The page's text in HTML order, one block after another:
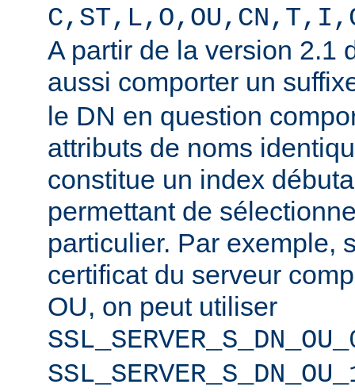
A partir de la version 2.1
aussi comporter un
le DN en question
attributs de noms
constitue un index
permettant de
particulier. Par exemple,
certificat du serveur
OU, on peut utiliser